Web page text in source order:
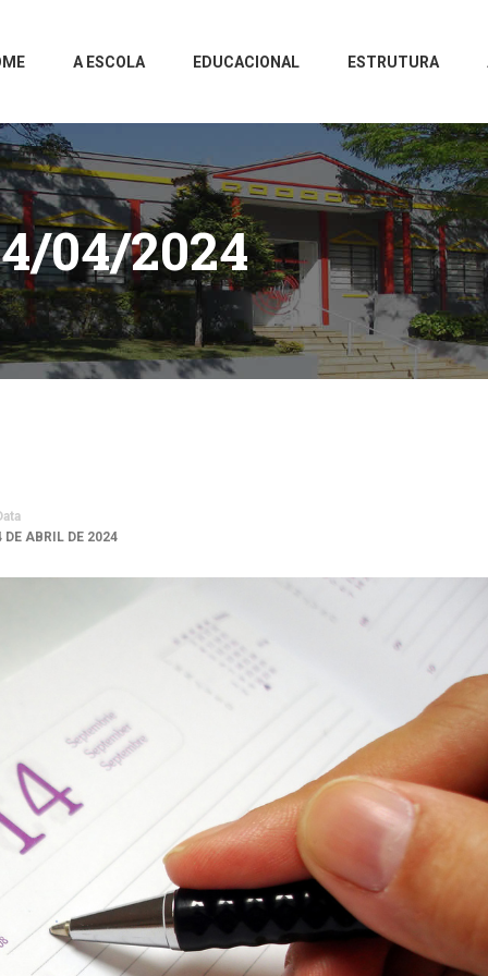
A ESCOLA EDUCACIONAL ESTRUTURA
04/2024
DE ABRIL DE 2024